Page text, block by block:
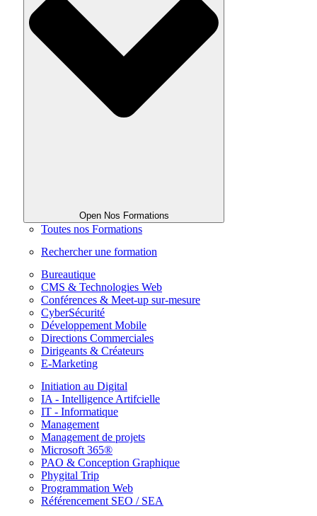
Open Nos Formations
Toutes nos Formations
Rechercher une formation
Bureautique
CMS & Technologies Web
Conférences & Meet-up sur-mesure
CyberSécurité
Développement Mobile
Directions Commerciales
Dirigeants & Créateurs
E-Marketing
Initiation au Digital
IA - Intelligence Artifcielle
IT - Informatique
Management
Management de projets
Microsoft 365®
PAO & Conception Graphique
Phygital Trip
Programmation Web
Référencement SEO / SEA